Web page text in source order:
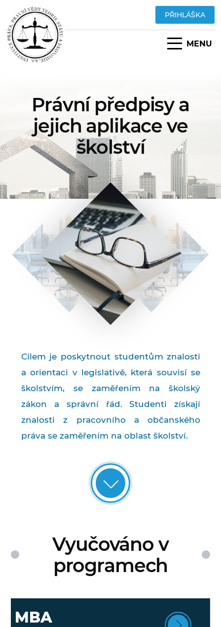
PŘIHLÁŠKA
MENU
Právní předpisy a
jejich aplikace ve
školství
Cílem je poskytnout studentům znalosti
a orientaci v legislativě, která souvisí se
školstvím, se zaměřením na školský
zákon a správní řád. Studenti získají
znalosti z pracovního a občanského
práva se zaměřením na oblast školství.
Vyučováno v
programech
MBA